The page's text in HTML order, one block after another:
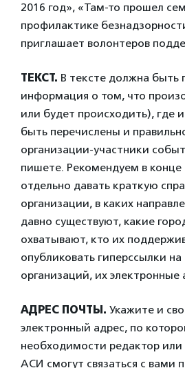
2016 год», «Там-то прошел
профилактике
приглашает волонтеров
ТЕКСТ. В тексте должна быть
информация о том, что
или будет происходить), где
быть перечислены и
организации-участники
пишете. Рекомендуем в
отдельно давать краткую
организации, в каких
давно существуют, какие
охватывают, кто их
опубликовать гиперссылки
организаций, их электронные
АДРЕС ПОЧТЫ. Укажите и
электронный адрес, по
необходимости редактор или
АСИ смогут связаться с вами